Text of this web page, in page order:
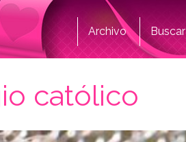
Archivo Buscar
católico